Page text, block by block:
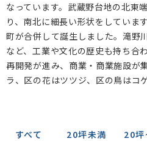
十条台(0)
上十条(4)
神谷(1)
赤羽南(5) 赤
赤羽北(1)
赤羽台(0)
西が丘(0)
なっています。武蔵野台地の北東
り、南北に細長い形状をしていま
町が合併して誕生しました。滝野
など、工業や文化の歴史も持ち合
再開発が進み、商業・商業施設が
ラ、区の花はツツジ、区の鳥はコ
すべて 20坪未満 20